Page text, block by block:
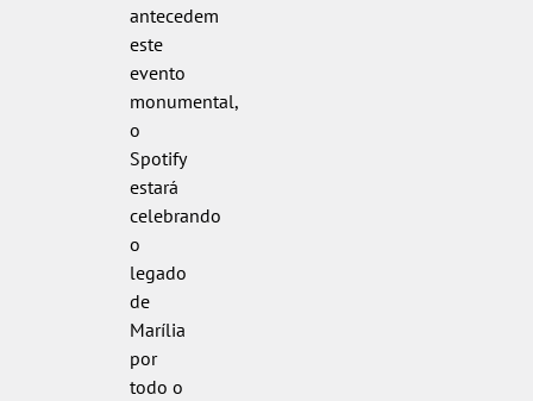
antecedem
este
evento
monumental,
o
Spotify
estará
celebrando
o
legado
de
Marília
por
todo o